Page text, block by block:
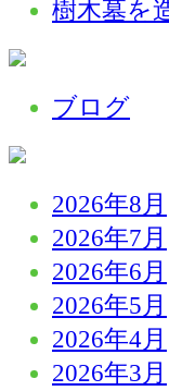
樹木墓を
ブログ
2026年8月
2026年7月
2026年6月
2026年5月
2026年4月
2026年3月